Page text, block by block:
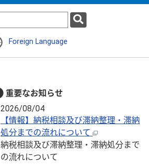
Foreign Language
重要なお知らせ
2026/08/04
【情報】納税相談及び滞納整理・滞納
処分までの流れについて
納税相談及び滞納整理・滞納処分まで
の流れについて